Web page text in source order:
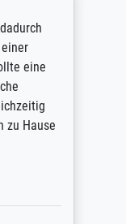
eine
zu Hause